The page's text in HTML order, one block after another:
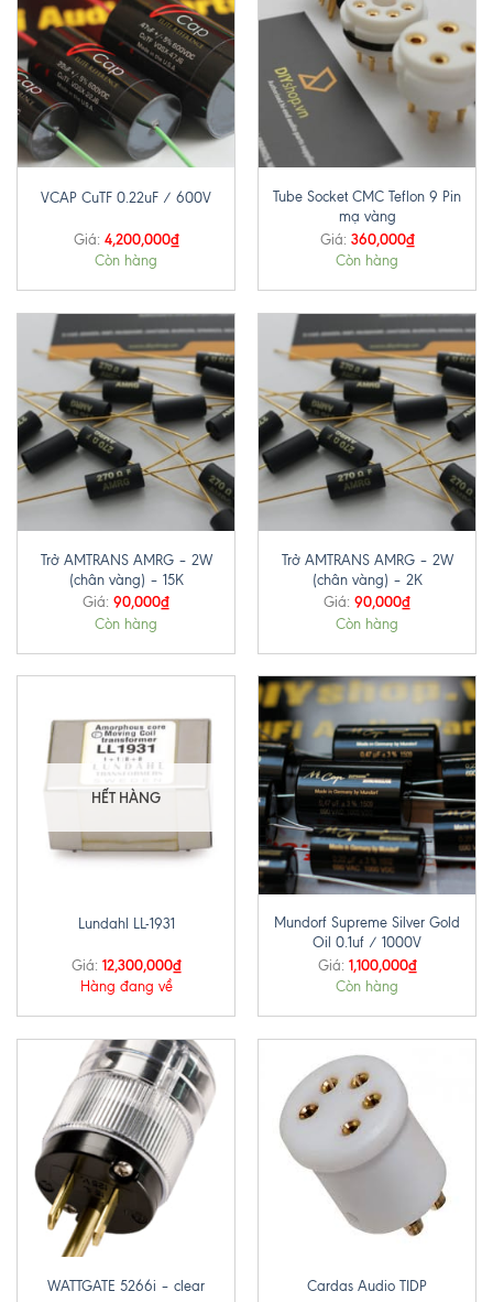
VCAP CuTF 0.22uF / 600V
Giá: 4,200,000₫
Còn hàng
Tube Socket CMC Teflon 9 Pin
mạ vàng
Giá: 360,000₫
Còn hàng
Trở AMTRANS AMRG – 2W
(chân vàng) – 15K
Giá: 90,000₫
Còn hàng
Trở AMTRANS AMRG – 2W
(chân vàng) – 2K
Giá: 90,000₫
Còn hàng
HẾT HÀNG
Lundahl LL-1931
Giá: 12,300,000₫
Hàng đang về
Mundorf Supreme Silver Gold
Oil 0.1uf / 1000V
Giá: 1,100,000₫
Còn hàng
WATTGATE 5266i – clear
Cardas Audio TIDP